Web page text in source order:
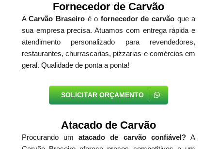
Fornecedor de Carvão
ACarvão Braseiro é o fornecedor de carvão que a
sua empresa precisa. Atuamos com entrega rápida e
atendimento personalizado para revendedores,
restaurantes, churrascarias, pizzarias e comércios em
geral. Qualidade de ponta a ponta!
SOLICITAR ORÇAMENTO
Atacado de Carvão
Procurando umatacado de carvão confiável?A